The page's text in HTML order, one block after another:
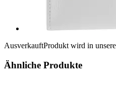
AusverkauftProdukt wird in
Ähnliche Produkte